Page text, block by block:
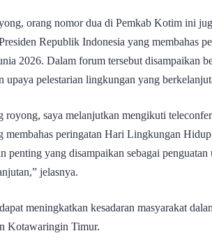
orang nomor dua di Pemkab Kotim ini
Republik Indonesia yang membahas
2026. Dalam forum tersebut disampaikan
upaya pelestarian lingkungan yang
royong, saya melanjutkan mengikuti
membahas peringatan Hari Lingkungan
penting yang disampaikan sebagai penguatan
jelasnya.
meningkatkan kesadaran masyarakat
Kotawaringin Timur.